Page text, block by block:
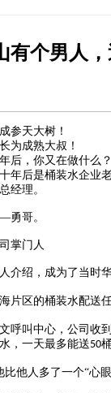
有个男人
参天大树！
为成熟大叔！
后，你又在做什么？
年后是桶装水企业
经理。
勇哥。
掌门人
人介绍，成为了当时
片区的桶装水配送
呼叫中心，公司收
，一天最多能送50
他人多了一个“心